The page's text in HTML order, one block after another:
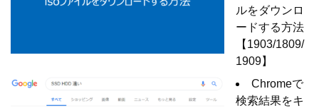
ルをダウンロ
ードする方法
【1903/1809/
1909】
Chromeで
検索結果をキ